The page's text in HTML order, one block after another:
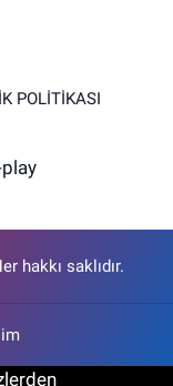
POLİTİKASI
hakkı saklıdır.